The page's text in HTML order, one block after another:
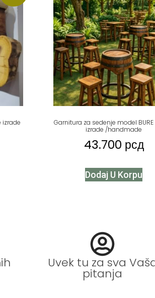
izrade
Garnitura za sedenje model BURE
izrade /handmade
43.700 рсд
Dodaj U Korpu
Uvek tu za sva
pitanja